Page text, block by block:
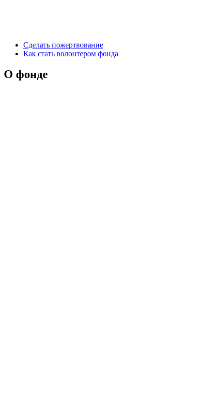
Сделать пожертвование
Как стать волонтером фонда
О фонде